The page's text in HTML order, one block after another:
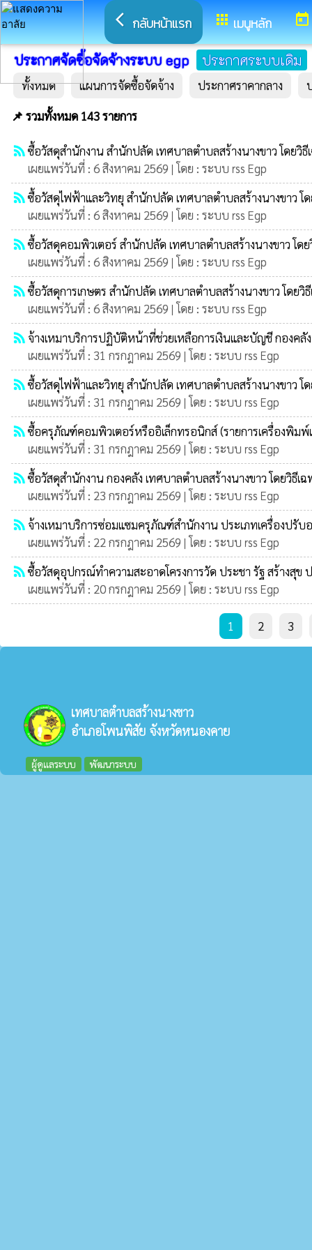
arrow_back_ios กลับหน้าแรก appsเมนูหลัก today
ประกาศจัดซื้อจัดจ้างระบบ egp ประกาศระบบเดิม
ทั้งหมด แผนการจัดซื้อจัดจ้าง ประกาศราคากลาง
📌 รวมทั้งหมด 143 รายการ
rss_feedซื้อวัสดุสำนักงาน สำนักปลัด เทศบาลตำบลสร้างนางขาว โดยวิธี
เผยแพร่วันที่ : 6 สิงหาคม 2569 | โดย : ระบบ rss Egp
rss_feedซื้อวัสดุไฟฟ้าและวิทยุ สำนักปลัด เทศบาลตำบลสร้างนางขาว โด
เผยแพร่วันที่ : 6 สิงหาคม 2569 | โดย : ระบบ rss Egp
rss_feedซื้อวัสดุคอมพิวเตอร์ สำนักปลัด เทศบาลตำบลสร้างนางขาว โดย
เผยแพร่วันที่ : 6 สิงหาคม 2569 | โดย : ระบบ rss Egp
rss_feedซื้อวัสดุการเกษตร สำนักปลัด เทศบาลตำบลสร้างนางขาว โดยวิธี
เผยแพร่วันที่ : 6 สิงหาคม 2569 | โดย : ระบบ rss Egp
rss_feed จ้างเหมาบริการปฏิบัติหน้าที่ช่วยเหลือการเงินและบัญชี กองคลัง
เผยแพร่วันที่ : 31 กรกฎาคม 2569 | โดย : ระบบ rss Egp
rss_feedซื้อวัสดุไฟฟ้าและวิทยุ สำนักปลัด เทศบาลตำบลสร้างนางขาว โด
เผยแพร่วันที่ : 31 กรกฎาคม 2569 | โดย : ระบบ rss Egp
rss_feedซื้อครุภัณฑ์คอมพิวเตอร์หรืออิเล็กทรอนิกส์ (รายการเครื่องพิมพ์เ
เผยแพร่วันที่ : 31 กรกฎาคม 2569 | โดย : ระบบ rss Egp
rss_feedซื้อวัสดุสำนักงาน กองคลัง เทศบาลตำบลสร้างนางขาว โดยวิธีเฉ
เผยแพร่วันที่ : 23 กรกฎาคม 2569 | โดย : ระบบ rss Egp
rss_feed จ้างเหมาบริการซ่อมแซมครุภัณฑ์สำนักงาน ประเภทเครื่องปรับ
เผยแพร่วันที่ : 22 กรกฎาคม 2569 | โดย : ระบบ rss Egp
rss_feedซื้อวัสดุอุปกรณ์ทำความสะอาดโครงการวัด ประชา รัฐ สร้างสุข
เผยแพร่วันที่ : 20 กรกฎาคม 2569 | โดย : ระบบ rss Egp
1 2 3
เทศบาลตำบลสร้างนางขาว
อำเภอโพนพิสัย จังหวัดหนองคาย
ผู้ดูแลระบบ พัฒนาระบบ